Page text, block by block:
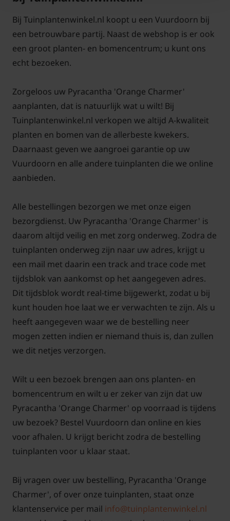
Bij Tuinplantenwinkel.nl koopt u een Vuurdoorn bij
een betrouwbare partij. Naast de webshop is er ook
een groot planten- en bomencentrum; u kunt ons
echt bezoeken.
Zorgeloos uw Pyracantha 'Orange Charmer'
aanplanten, dat is natuurlijk wat u wilt! Bij
Tuinplantenwinkel.nl verkopen we altijd A-kwaliteit
planten en bomen van de allerbeste kwekers.
Daarnaast geven we aangroei garantie op uw
Vuurdoorn en alle andere tuinplanten die we online
aanbieden.
Alle bestellingen bezorgen we met onze eigen
bezorgdienst. Uw Pyracantha 'Orange Charmer' is
daarom altijd veilig en met zorg onderweg. Zodra de
tuinplanten onderweg zijn naar uw adres, krijgt u
een mail met daarin een track and trace code met
tijdsblok van aankomst op het aangegeven adres.
Dit tijdsblok wordt real-time bijgewerkt, zodat u bij
kunt houden hoe laat we er verwachten te zijn. Als u
heeft aangegeven waar we de bestelling neer
mogen zetten indien er niemand thuis is, dan zullen
we dit netjes verzorgen.
Wilt u een bezoek brengen aan ons planten- en
bomencentrum en wilt u er zeker van zijn dat uw
Pyracantha 'Orange Charmer' op voorraad is tijdens
uw bezoek? Bestel Vuurdoorn dan online en kies
voor afhalen. U krijgt bericht zodra de bestelling
tuinplanten voor u klaar staat.
Bij vragen over uw bestelling, Pyracantha 'Orange
Charmer', of over onze tuinplanten, staat onze
klantenservice per mail info@tuinplantenwinkel.nl